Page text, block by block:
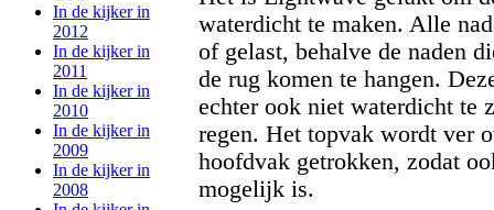
In de kijker in
2012
In de kijker in
2011
In de kijker in
2010
In de kijker in
2009
In de kijker in
2008
waterdicht te maken. Alle
of gelast, behalve de naden
de rug komen te hangen.
echter ook niet waterdicht te
regen. Het topvak wordt ver
hoofdvak getrokken, zodat
mogelijk is.